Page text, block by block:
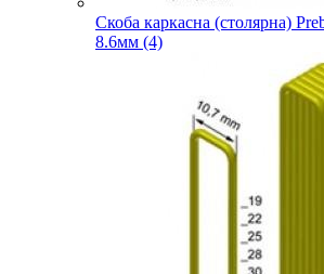
Скоба каркасна (столярна)
8.6мм (4)